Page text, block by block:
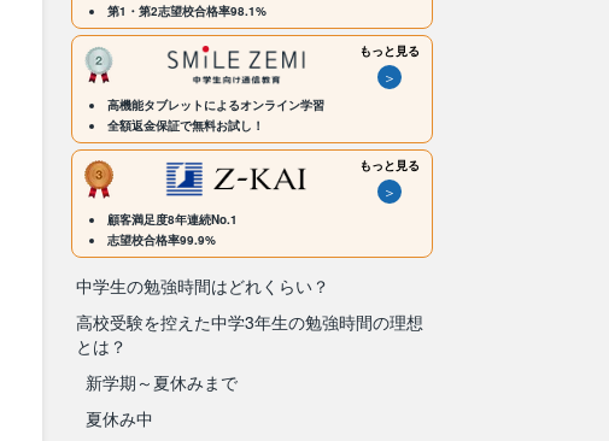
第1・第2志望校合格率98.1%
もっと見る
＞
高機能タブレットによるオンライン学習
全額返金保証で無料お試し！
もっと見る
＞
顧客満足度8年連続No.1
志望校合格率99.9%
中学生の勉強時間はどれくらい？
高校受験を控えた中学3年生の勉強時間の理想
とは？
新学期～夏休みまで
夏休み中